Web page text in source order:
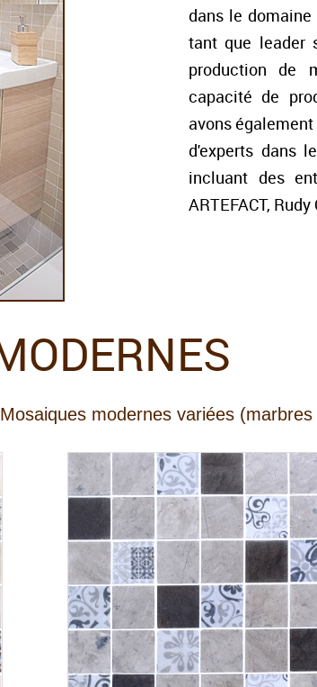
dans le
tant que leader
production de
capacité de
avons
d'experts dans
incluant des
ARTEFACT,
Mosaiques modernes variées